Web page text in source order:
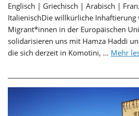
Englisch | Griechisch | Arabisch |
ItalienischDie willkürliche Inhaftierung
Migrant*innen in der Europäischen
solidarisieren uns mit Hamza Haddi
die sich derzeit in Komotini, ... Mehr